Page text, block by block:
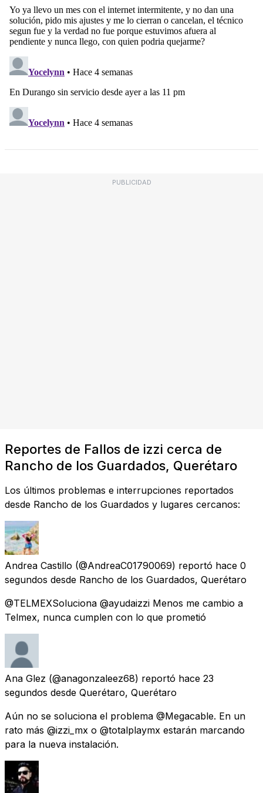
PUBLICIDAD
Reportes de Fallos de izzi cerca de
Rancho de los Guardados, Querétaro
Los últimos problemas e interrupciones reportados
desde Rancho de los Guardados y lugares cercanos:
Andrea Castillo (@AndreaC01790069) reportó hace 0
segundos desde Rancho de los Guardados, Querétaro
@TELMEXSoluciona @ayudaizzi Menos me cambio a
Telmex, nunca cumplen con lo que prometió
Ana Glez (@anagonzaleez68) reportó hace 23
segundos desde Querétaro, Querétaro
Aún no se soluciona el problema @Megacable. En un
rato más @izzi_mx o @totalplaymx estarán marcando
para la nueva instalación.